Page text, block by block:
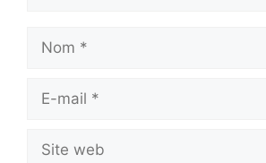
Nom
Site